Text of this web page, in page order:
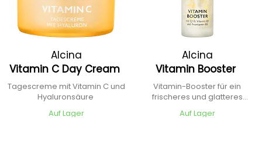
Alcina
Vitamin C Day Cream
Tagescreme mit Vitamin C und
Hyaluronsäure
Auf Lager
Alcina
Vitamin Booster
Vitamin-Booster für ein
frischeres und glatteres
Auf Lager